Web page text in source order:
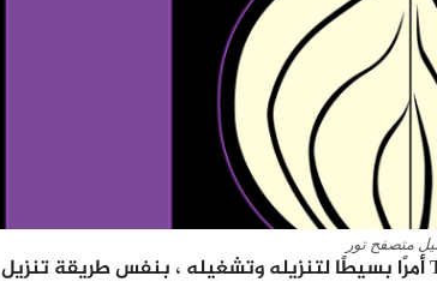
متصفح تور
وبالنسبة لمعظم الناس ، يعد استخدام متصفح Tor أمرًا بسيطًا لتنزيله وتشغيله ، بنفس طريقة تنزيل